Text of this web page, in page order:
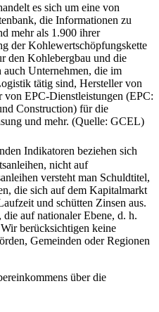
es sich um eine von
die Informationen zu
mehr als 1.900 ihrer
der Kohlewertschöpfungskette
den Kohlebergbau und die
Unternehmen, die im
tätig sind, Hersteller von
EPC-Dienstleistungen (EPC:
Construction) für die
und mehr. (Quelle: GCEL)
Indikatoren beziehen sich
nicht auf
versteht man Schuldtitel,
die sich auf dem Kapitalmarkt
und schütten Zinsen aus.
auf nationaler Ebene, d. h.
berücksichtigen keine
Gemeinden oder Regionen
über die